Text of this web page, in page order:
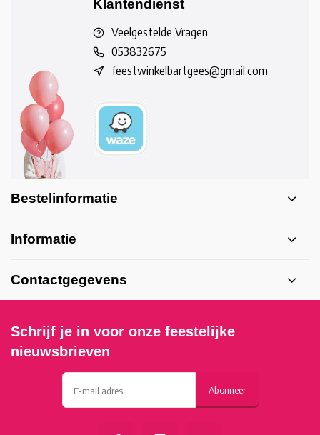
Klantendienst
Veelgestelde Vragen
053832675
feestwinkelbartgees@gmail.com
Bestelinformatie
Informatie
Contactgegevens
Schrijf je in voor onze feestelijke
nieuwsbrieven
Abonneer